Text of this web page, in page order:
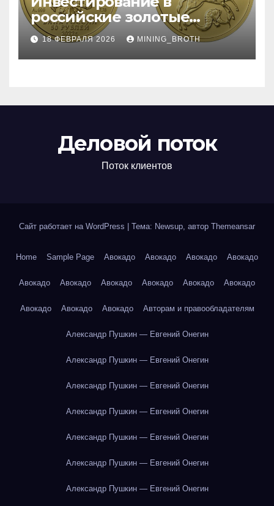
российские золотые
монеты: подробное
руководство
18 ФЕВРАЛЯ 2026 MINING_BROTH
Деловой поток
Поток клиентов
Сайт работает на WordPress | Тема: Newsup, автор Themeansar
Home Sample Page Авокадо Авокадо Авокадо Авокадо
Авокадо Авокадо Авокадо Авокадо Авокадо Авокадо
Авокадо Авокадо Авокадо Авторам и правообладателям
Александр Пушкин — Евгений Онегин
Александр Пушкин — Евгений Онегин
Александр Пушкин — Евгений Онегин
Александр Пушкин — Евгений Онегин
Александр Пушкин — Евгений Онегин
Александр Пушкин — Евгений Онегин
Александр Пушкин — Евгений Онегин